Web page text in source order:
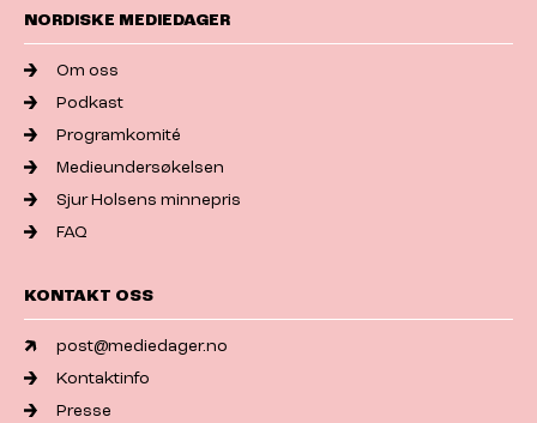
NORDISKE MEDIEDAGER
Om oss
Podkast
Programkomité
Medieundersøkelsen
Sjur Holsens minnepris
FAQ
KONTAKT OSS
post@mediedager.no
Kontaktinfo
Presse